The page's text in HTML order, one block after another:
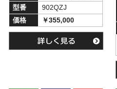
型番
902QZJ
価格
￥355,000